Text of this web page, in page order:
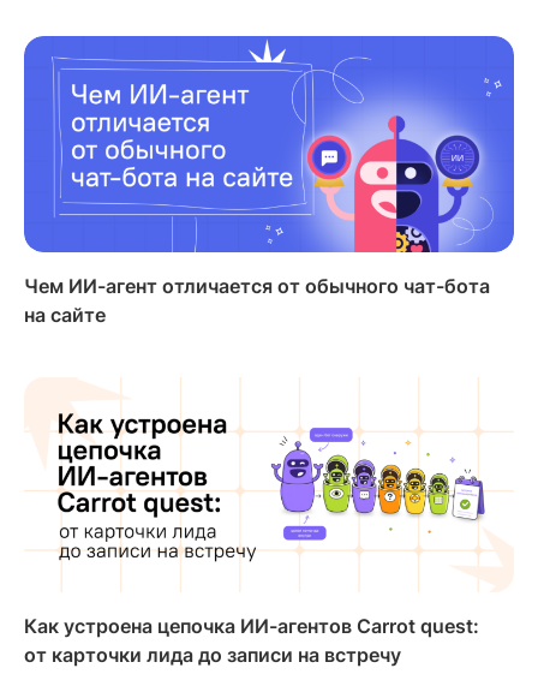
Чем ИИ-агент отличается от обычного чат-бота
на сайте
Как устроена цепочка ИИ-агентов Carrot quest:
от карточки лида до записи на встречу